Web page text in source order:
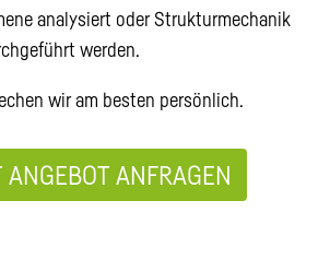
analysiert oder Strukturmechanik
werden.
wir am besten persönlich.
ANGEBOT ANFRAGEN